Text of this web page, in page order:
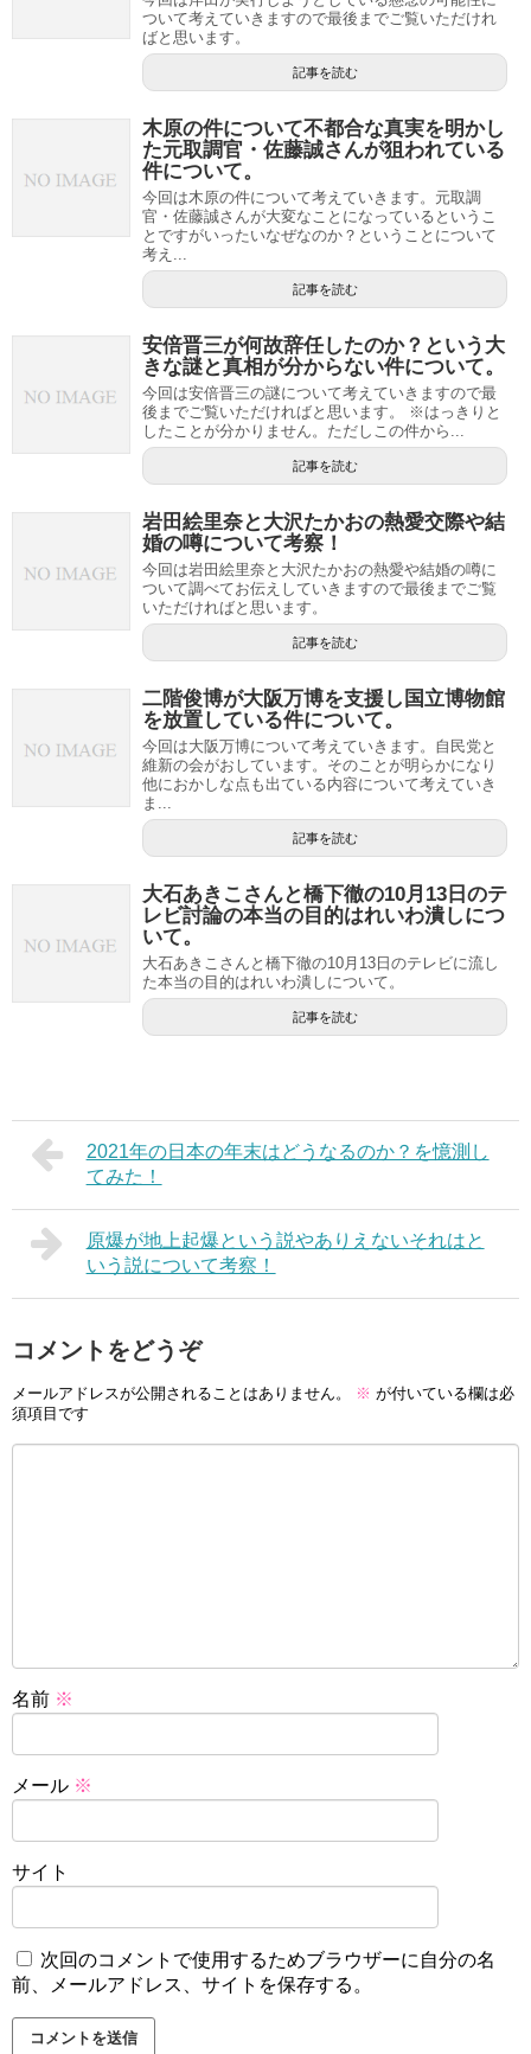
ついて考えていきますので最後までご覧いただけれ
ばと思います。
記事を読む
木原の件について不都合な真実を明かし
た元取調官・佐藤誠さんが狙われている
件について。
今回は木原の件について考えていきます。元取調
官・佐藤誠さんが大変なことになっているというこ
とですがいったいなぜなのか？ということについて
考え...
記事を読む
安倍晋三が何故辞任したのか？という大
きな謎と真相が分からない件について。
今回は安倍晋三の謎について考えていきますので最
後までご覧いただければと思います。 ※はっきりと
したことが分かりません。ただしこの件から...
記事を読む
岩田絵里奈と大沢たかおの熱愛交際や結
婚の噂について考察！
今回は岩田絵里奈と大沢たかおの熱愛や結婚の噂に
ついて調べてお伝えしていきますので最後までご覧
いただければと思います。
記事を読む
二階俊博が大阪万博を支援し国立博物館
を放置している件について。
今回は大阪万博について考えていきます。自民党と
維新の会がおしています。そのことが明らかになり
他におかしな点も出ている内容について考えていき
ま...
記事を読む
大石あきこさんと橋下徹の10月13日のテ
レビ討論の本当の目的はれいわ潰しにつ
いて。
大石あきこさんと橋下徹の10月13日のテレビに流し
た本当の目的はれいわ潰しについて。
記事を読む
2021年の日本の年末はどうなるのか？を憶測し
てみた！
原爆が地上起爆という説やありえないそれはと
いう説について考察！
コメントをどうぞ
メールアドレスが公開されることはありません。 ※ が付いている欄は必
須項目です
名前 ※
メール ※
サイト
次回のコメントで使用するためブラウザーに自分の名
前、メールアドレス、サイトを保存する。